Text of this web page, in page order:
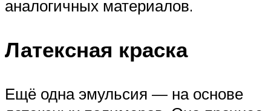
аналогичных материалов.
Латексная краска
Ещё одна эмульсия — на основе